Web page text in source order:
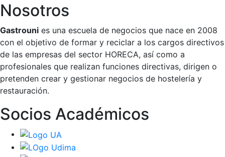
Nosotros
Gastrouni es una escuela de negocios que nace en 2008
con el objetivo de formar y reciclar a los cargos directivos
de las empresas del sector HORECA, así como a
profesionales que realizan funciones directivas, dirigen o
pretenden crear y gestionar negocios de hostelería y
restauración.
Socios Académicos